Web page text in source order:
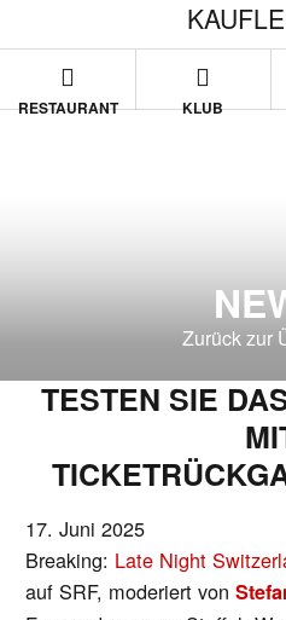
RESTAURANT KLUB
Zurück zur
TESTEN SIE
17. Juni 2025
Breaking: Late Night
auf SRF, moderiert von